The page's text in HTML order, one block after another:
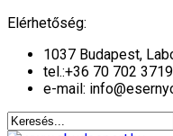
Elérhetőség:
1037 Budapest,
tel.:+36 70 702 3719
e-mail:
évhónap
évhónap